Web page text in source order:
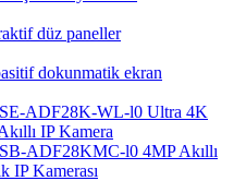
düz paneller
dokunmatik ekran
ADF28K-WL-l0 ​​Ultra 4K
IP Kamera
ADF28KMC-l0 4MP Akıllı
IP Kamerası